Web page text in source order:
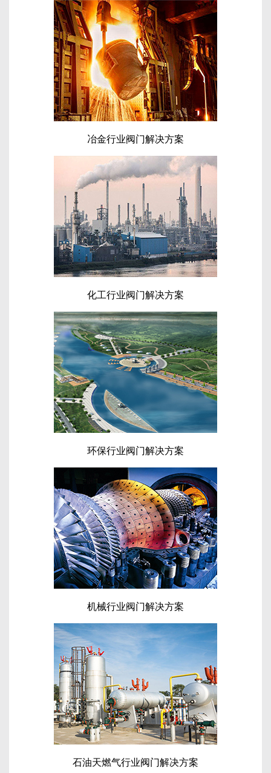
冶金行业阀门解决方案
化工行业阀门解决方案
环保行业阀门解决方案
机械行业阀门解决方案
石油天燃气行业阀门解决方案